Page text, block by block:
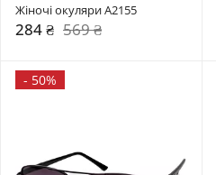
Жіночі окуляри A2155
284 ₴ 569 ₴
- 50%